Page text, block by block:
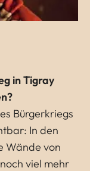
in Tigray
Bürgerkriegs
In den
Wände von
viel mehr